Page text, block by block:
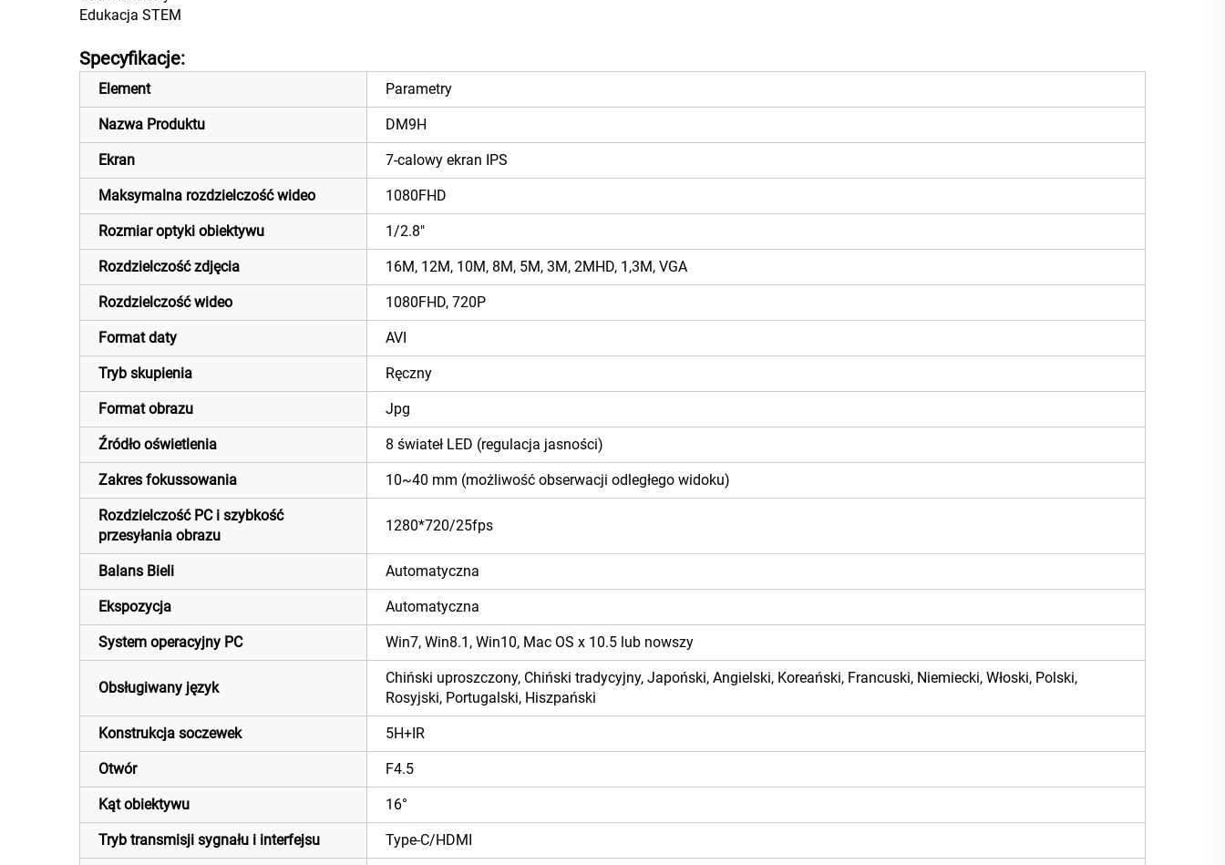
Edukacja STEM
Specyfikacje:
Element Parametry
Nazwa Produktu DM9H
Ekran 7-calowy ekran IPS
Maksymalna rozdzielczość wideo 1080FHD
Rozmiar optyki obiektywu 1/2.8"
Rozdzielczość zdjęcia 16M, 12M, 10M, 8M, 5M, 3M, 2MHD, 1,3M, VGA
Rozdzielczość wideo 1080FHD, 720P
Format daty AVI
Tryb skupienia Ręczny
Format obrazu Jpg
Źródło oświetlenia 8 świateł LED (regulacja jasności)
Zakres fokussowania 10~40 mm (możliwość obserwacji odległego widoku)
Rozdzielczość PC i szybkość
przesyłania obrazu
1280*720/25fps
Balans Bieli Automatyczna
Ekspozycja Automatyczna
System operacyjny PC Win7, Win8.1, Win10, Mac OS x 10.5 lub nowszy
Obsługiwany język
Chiński uproszczony, Chiński tradycyjny, Japoński, Angielski, Koreański, Francuski, Niemiecki, Włoski, Polski,
Rosyjski, Portugalski, Hiszpański
Konstrukcja soczewek 5H+IR
Otwór F4.5
Kąt obiektywu 16°
Tryb transmisji sygnału i interfejsu Type-C/HDMI